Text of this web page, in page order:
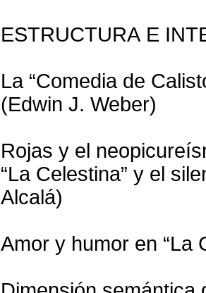
ESTRUCTURA E
La “Comedia de
(Edwin J. Weber)
Rojas y el
“La Celestina” y el
Alcalá)
Amor y humor en “La